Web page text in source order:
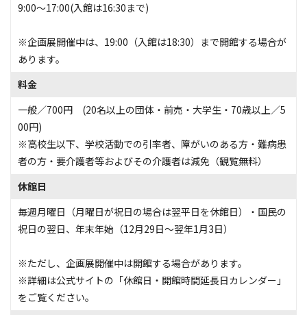
9:00～17:00(入館は16:30まで)
※企画展開催中は、19:00（入館は18:30）まで開館する場合が
あります。
料金
一般／700円 (20名以上の団体・前売・大学生・70歳以上／5
00円)
※高校生以下、学校活動での引率者、障がいのある方・難病患
者の方・要介護者等およびその介護者は減免（観覧無料）
休館日
毎週月曜日（月曜日が祝日の場合は翌平日を休館日）・国民の
祝日の翌日、年末年始（12月29日～翌年1月3日）
※ただし、企画展開催中は開館する場合があります。
※詳細は公式サイトの「休館日・開館時間延長日カレンダー」
をご覧ください。